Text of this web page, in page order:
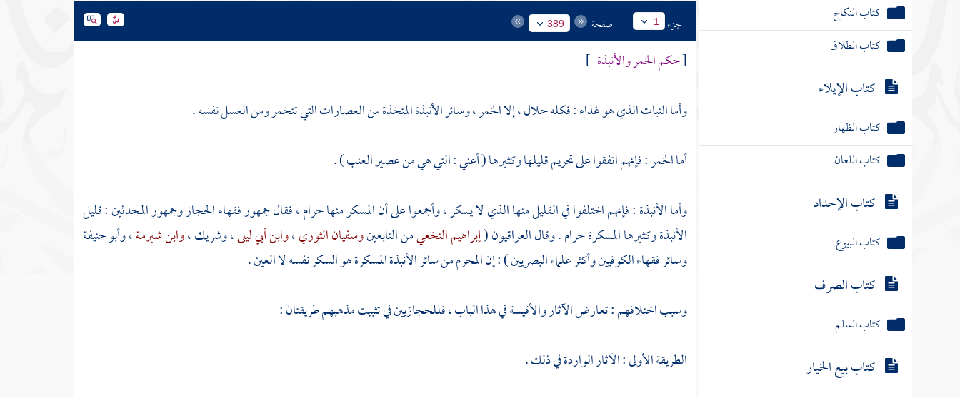
كتاب النكاح
كتاب الطلاق
كتاب الإيلاء
كتاب الظهار
كتاب اللعان
كتاب الإحداد
كتاب البيوع
كتاب الصرف
كتاب السلم
كتاب بيع الخيار
جزء 1 صفحة 389
[حكم الخمر والأنبذة ]
وأما النبات الذي هو غذاء : فكله حلال ، إلا الخمر ، وسائر الأنبذة المتخذة من العصارات التي تتخمر ومن العسل نفسه .
أما الخمر : فإنهم اتفقوا على تحريم قليلها وكثيرها ( أعني : التي هي من عصير العنب ) .
وأما الأنبذة : فإنهم اختلفوا في القليل منها الذي لا يسكر ، وأجمعوا على أن المسكر منها حرام ، فقال جمهور فقهاء الحجاز وجمهور المحدثين : قليل
الأنبذة وكثيرها المسكرة حرام . وقالالعراقيون(إبراهيم النخعيمن التابعينوسفيان الثوري،وابن أبي ليلى،وشريك،وابن شبرمة،وأبو حنيفة
وسائر فقهاء الكوفيين وأكثر علماء البصريين ) : إن المحرم من سائر الأنبذة المسكرة هو السكر نفسه لا العين .
وسبب اختلافهم : تعارض الآثار والأقيسة في هذا الباب ، فللحجازيين في تثبيت مذهبهم طريقتان :
الطريقة الأولى : الآثار الواردة في ذلك .